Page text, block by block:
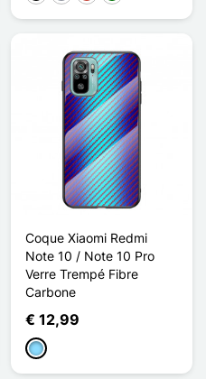
Coque Xiaomi Redmi
Note 10 / Note 10 Pro
Verre Trempé Fibre
Carbone
€ 12,99
Licht Blauw